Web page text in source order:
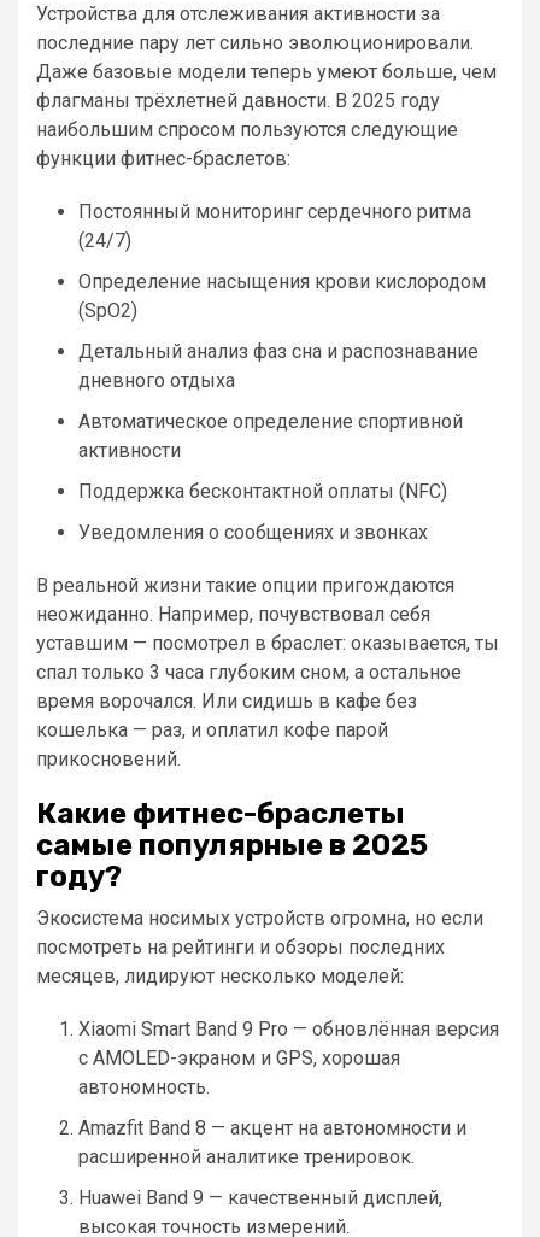
Устройства для отслеживания активности за
последние пару лет сильно эволюционировали.
Даже базовые модели теперь умеют больше, чем
флагманы трёхлетней давности. В 2025 году
наибольшим спросом пользуются следующие
функции фитнес-браслетов:
Постоянный мониторинг сердечного ритма
(24/7)
Oпределение насыщения крови кислородом
(SpO2)
Детальный анализ фаз сна и распознавание
дневного отдыха
Автоматическое определение спортивной
активности
Поддержка бесконтактной оплаты (NFC)
Уведомления о сообщениях и звонках
В реальной жизни такие опции пригождаются
неожиданно. Например, почувствовал себя
уставшим — посмотрел в браслет: оказывается, ты
спал только 3 часа глубоким сном, а остальное
время ворочался. Или сидишь в кафе без
кошелька — раз, и оплатил кофе парой
прикосновений.
Какие фитнес-браслеты
самые популярные в 2025
году?
Экосистема носимых устройств огромна, но если
посмотреть на рейтинги и обзоры последних
месяцев, лидируют несколько моделей:
Xiaomi Smart Band 9 Pro — обновлённая версия
с AMOLED-экраном и GPS, хорошая
автономность.
Amazfit Band 8 — акцент на автономности и
расширенной аналитике тренировок.
Huawei Band 9 — качественный дисплей,
высокая точность измерений.